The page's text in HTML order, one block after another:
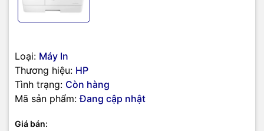
Loại: Máy In
Thương hiệu: HP
Tình trạng: Còn hàng
Mã sản phẩm: Đang cập nhật
Giá bán:
Giao diện bảng điều khiển trực quan, màn hình hiển thị giúp người
dùng dễ dàng làm quen, sử dụng các chức năng của